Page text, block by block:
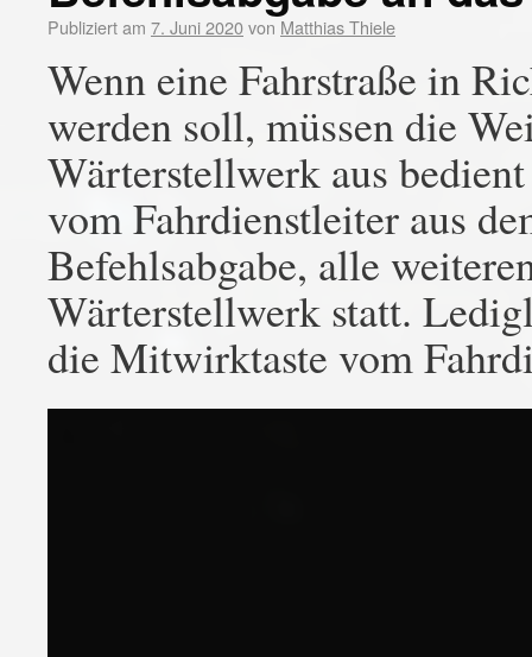
Publiziert am 7. Juni 2020von Matthias Thiele
Wenn eine Fahrstraße in
werden soll, müssen die
Wärterstellwerk aus
vom Fahrdienstleiter aus
Befehlsabgabe, alle
Wärterstellwerk statt.
die Mitwirktaste vom